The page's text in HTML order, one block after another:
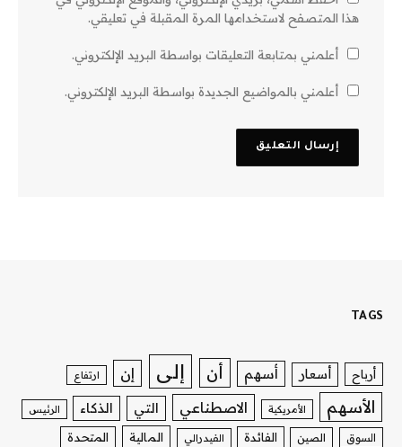
هذا المتصفح لاستخدامها المرة المقبلة في تعليقي.
أعلمني بمتابعة التعليقات بواسطة البريد الإلكتروني.
أعلمني بالمواضيع الجديدة بواسطة البريد الإلكتروني.
TAGS
أرباح أسعار أسهم أن إلى إن ارتفاع
الأسهم الأمريكية الاصطناعي التي الذكاء الرئيس
السوق الصين الفائدة الفيدرالي المالية المتحدة